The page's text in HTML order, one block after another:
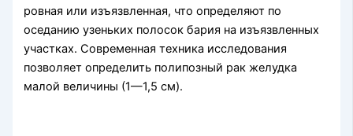
ровная или изъязвленная, что определяют по
оседанию узеньких полосок бария на изъязвленных
участках. Современная техника исследования
позволяет определить полипозный рак желудка
малой величины (1—1,5 см).